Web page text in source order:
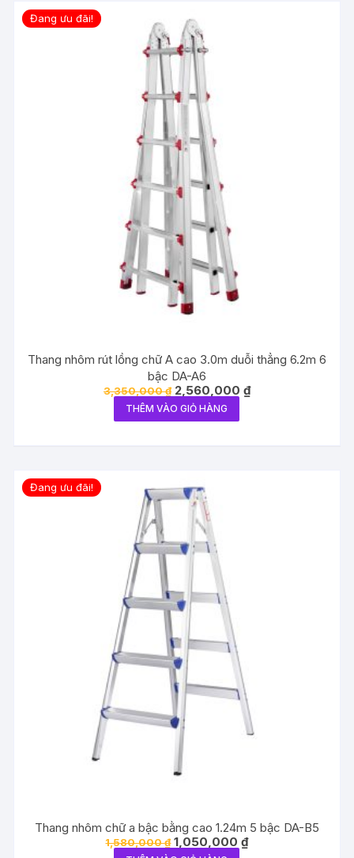
Đang ưu đãi!
Thang nhôm rút lồng chữ A cao 3.0m duỗi thẳng 6.2m 6
bậc DA-A6
3,350,000₫ Giá
gốc
là:
3,350,000 ₫.
2,560,000 ₫Giá
hiện
THÊM VÀO GIỎ HÀNG
Đang ưu đãi!
Thang nhôm chữ a bậc bằng cao 1.24m 5 bậc DA-B5
1,580,000₫ Giá
gốc
1,050,000₫Giá
hiện